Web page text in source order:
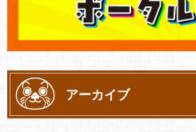
アーカイブ